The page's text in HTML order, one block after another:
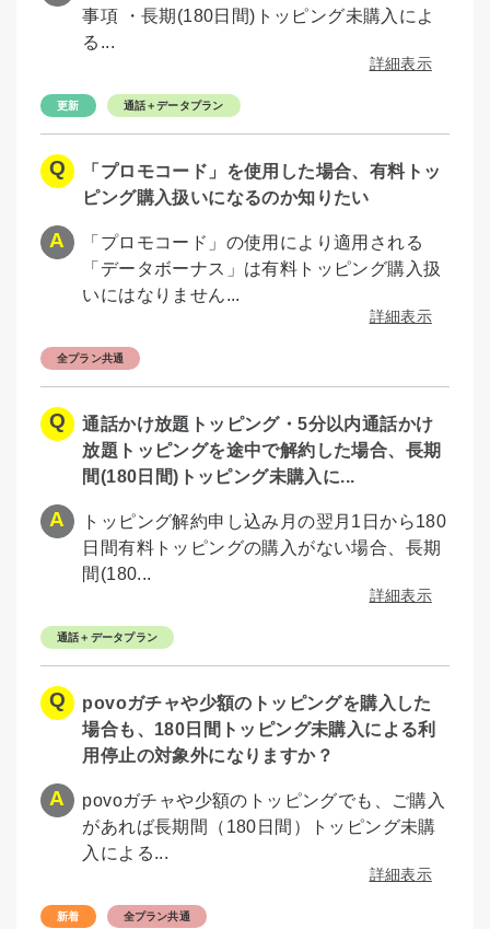
事項 ・長期(180日間)トッピング未購入によ
る...
詳細表示
通話＋データプラン
「プロモコード」を使用した場合、有料トッ
ピング購入扱いになるのか知りたい
「プロモコード」の使用により適用される
「データボーナス」は有料トッピング購入扱
いにはなりません...
詳細表示
全プラン共通
通話かけ放題トッピング・5分以内通話かけ
放題トッピングを途中で解約した場合、長期
間(180日間)トッピング未購入に...
トッピング解約申し込み月の翌月1日から180
日間有料トッピングの購入がない場合、長期
間(180...
詳細表示
通話＋データプラン
povoガチャや少額のトッピングを購入した
場合も、180日間トッピング未購入による利
用停止の対象外になりますか？
povoガチャや少額のトッピングでも、ご購入
があれば長期間（180日間）トッピング未購
入による...
詳細表示
全プラン共通